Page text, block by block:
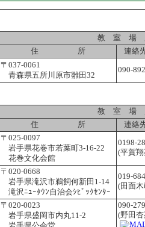
教 室 場
住 所
連絡
〒037-0061
青森県五所川原市雛田32
090-
教 室 場
住 所
連絡
〒025-0097
岩手県花巻市若葉町3-16-22
花巻文化会館
0198-
(平賀
〒020-0668
岩手県滝沢市鵜飼何新田1-14
滝沢ﾆｭｰﾀｳﾝ自治会ｼﾋﾞｯｸｾﾝﾀｰ
019-
(田面
〒020-0023
岩手県盛岡市内丸11-2
090-
(野田